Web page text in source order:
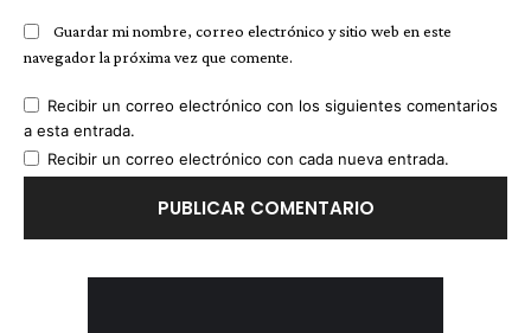
Guardar mi nombre, correo electrónico y sitio web en este
navegador la próxima vez que comente.
Recibir un correo electrónico con los siguientes comentarios
a esta entrada.
Recibir un correo electrónico con cada nueva entrada.